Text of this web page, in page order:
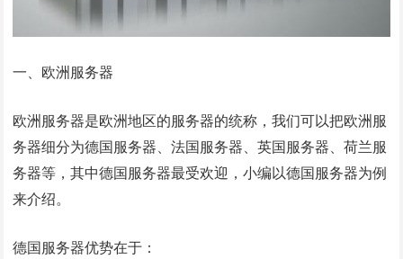
一、欧洲服务器
欧洲服务器是欧洲地区的服务器的统称，我们可以把欧洲服
务器细分为德国服务器、法国服务器、英国服务器、荷兰服
务器等，其中德国服务器最受欢迎，小编以德国服务器为例
来介绍。
德国服务器优势在于：